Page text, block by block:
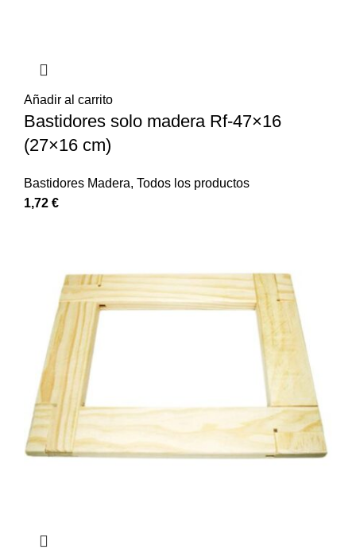
Añadir al carrito
Bastidores solo madera Rf-47×16
(27×16 cm)
Bastidores Madera, Todos los productos
1,72 €